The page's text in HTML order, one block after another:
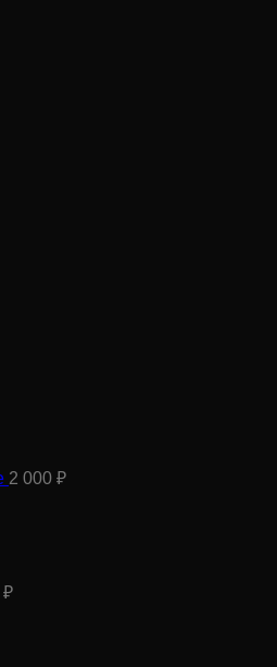
2 000 ₽
₽